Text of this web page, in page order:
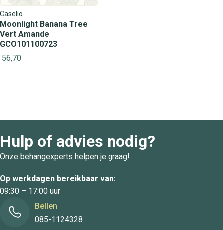
Caselio
Moonlight Banana Tree
Vert Amande
GCO101100723
56,70
Hulp of advies nodig?
Onze behangexperts helpen je graag!
Op werkdagen bereikbaar van:
09:30 – 17:00 uur
Bellen
085-1124328